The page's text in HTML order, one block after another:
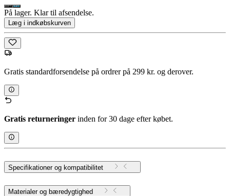
På lager. Klar til afsendelse.
Læg i indkøbskurven
Gratis standardforsendelse på ordrer på 299 kr. og derover.
Gratis returneringer inden for 30 dage efter købet.
Specifikationer og kompatibilitet
Materialer og bæredygtighed